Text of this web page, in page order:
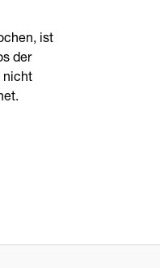
ist
der
nicht